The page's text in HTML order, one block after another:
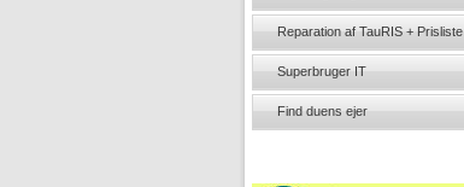
Reparation af TauRIS + Prisliste
Superbruger IT
Find duens ejer